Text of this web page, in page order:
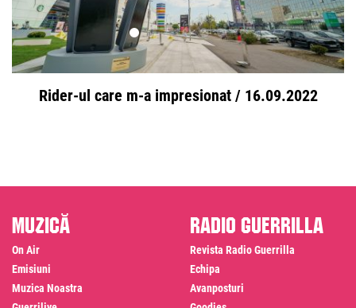
Rider-ul care m-a impresionat / 16.09.2022
Muzică
On Air
Emisiuni
Muzica Noastra
Radio Guerrilla
Revista Radio Guerrilla
Echipa
Avanposturi